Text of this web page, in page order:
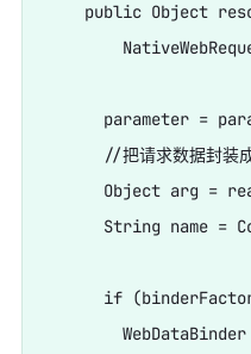
public Object
NativeWebRequest
parameter =
//把请求数据封装成
Object arg =
String name =
if
WebDataBinder